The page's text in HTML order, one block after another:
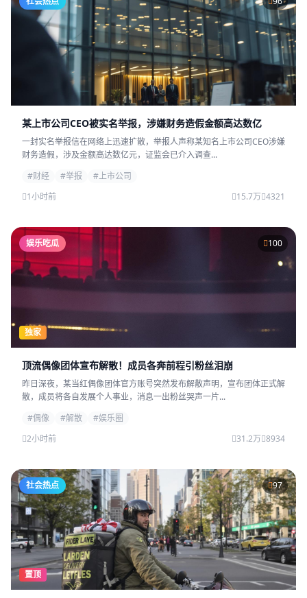
某上市公司CEO被实名举报，涉嫌财务造假金额高达数亿
一封实名举报信在网络上迅速扩散，举报人声称某知名上市公司CEO涉嫌
财务造假，涉及金额高达数亿元，证监会已介入调查...
#财经
#举报
#上市公司
1小时前
15.7万 4321
娱乐吃瓜 100
独家
顶流偶像团体宣布解散！成员各奔前程引粉丝泪崩
昨日深夜，某当红偶像团体官方账号突然发布解散声明，宣布团体正式解
散，成员将各自发展个人事业，消息一出粉丝哭声一片...
#偶像
#解散
#娱乐圈
2小时前
31.2万 8934
社会热点 97
置顶